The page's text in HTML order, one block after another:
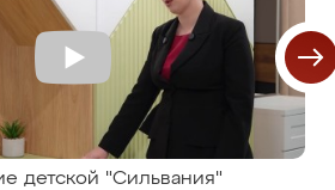
детской "Сильвания"